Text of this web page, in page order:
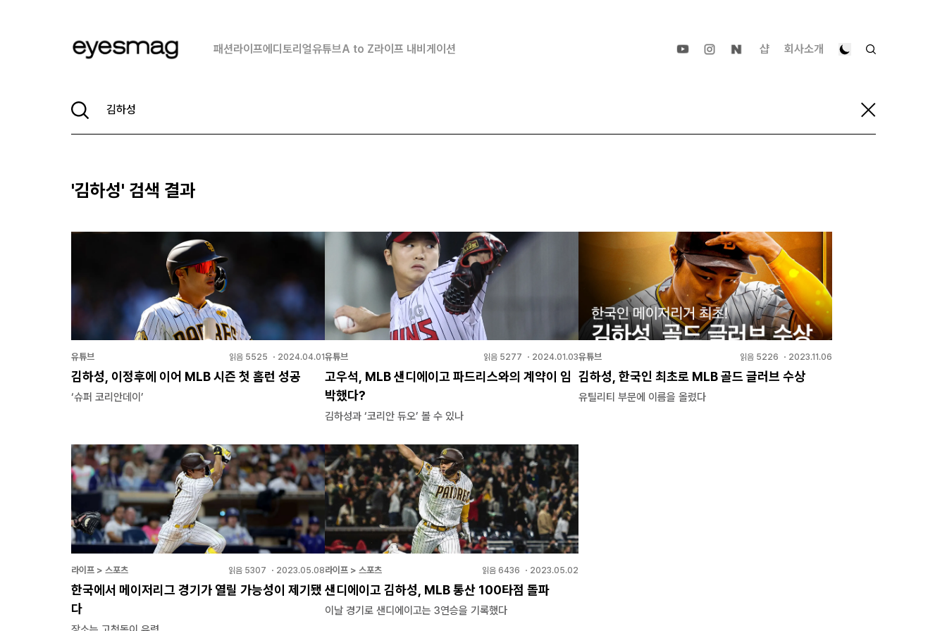
패션라이프에디토리얼유튜브A to Z라이프 내비게이션 샵 회사소개
'김하성' 검색 결과
유튜브 읽음 5525 ・ 2024.04.01
김하성, 이정후에 이어 MLB 시즌 첫 홈런 성공
‘슈퍼 코리안데이’
유튜브 읽음 5277 ・ 2024.01.03
고우석, MLB 샌디에이고 파드리스와의 계약이 임
박했다?
김하성과 ‘코리안 듀오’ 볼 수 있나
유튜브 읽음 5226 ・ 2023.11.06
김하성, 한국인 최초로 MLB 골드 글러브 수상
유틸리티 부문에 이름을 올렸다
라이프 > 스포츠 읽음 5307 ・ 2023.05.08
한국에서 메이저리그 경기가 열릴 가능성이 제기됐
다
라이프 > 스포츠 읽음 6436 ・ 2023.05.02
샌디에이고 김하성, MLB 통산 100타점 돌파
이날 경기로 샌디에이고는 3연승을 기록했다